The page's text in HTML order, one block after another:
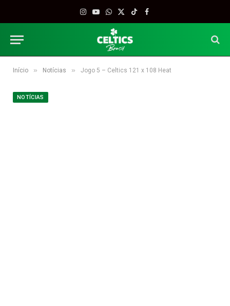
Instagram
YouTube
WhatsApp
X
TikTokFacebook
Início » Notícias » Jogo 5 – Celtics 121 x 108 Heat
NOTÍCIAS